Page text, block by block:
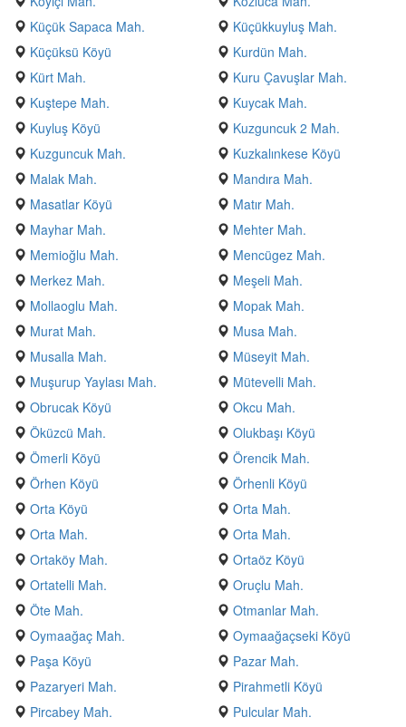
Küçük Sapaca Mah.
Küçükkuyluş Mah.
Küçüksü Köyü
Kurdün Mah.
Kürt Mah.
Kuru Çavuşlar Mah.
Kuştepe Mah.
Kuycak Mah.
Kuyluş Köyü
Kuzguncuk 2 Mah.
Kuzguncuk Mah.
Kuzkalınkese Köyü
Malak Mah.
Mandıra Mah.
Masatlar Köyü
Matır Mah.
Mayhar Mah.
Mehter Mah.
Memioğlu Mah.
Mencügez Mah.
Merkez Mah.
Meşeli Mah.
Mollaoglu Mah.
Mopak Mah.
Murat Mah.
Musa Mah.
Musalla Mah.
Müseyit Mah.
Muşurup Yaylası Mah.
Mütevelli Mah.
Obrucak Köyü
Okcu Mah.
Öküzcü Mah.
Olukbaşı Köyü
Ömerli Köyü
Örencik Mah.
Örhen Köyü
Örhenli Köyü
Orta Köyü
Orta Mah.
Orta Mah.
Orta Mah.
Ortaköy Mah.
Ortaöz Köyü
Ortatelli Mah.
Oruçlu Mah.
Öte Mah.
Otmanlar Mah.
Oymaağaç Mah.
Oymaağaçseki Köyü
Paşa Köyü
Pazar Mah.
Pazaryeri Mah.
Pirahmetli Köyü
Pircabey Mah.
Pulcular Mah.